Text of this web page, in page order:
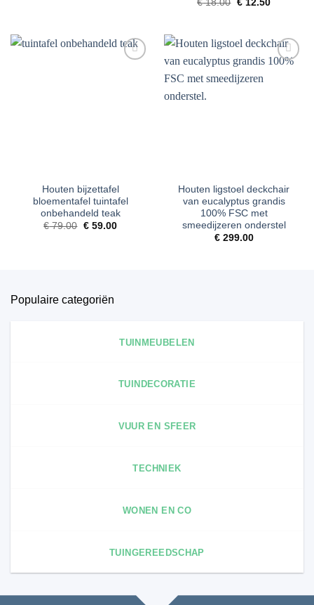
€18.00 €12.50
Houten bijzettafel
bloementafel tuintafel
onbehandeld teak
€79.00 Oorspronkelijke
€59.00Huidige
Houten ligstoel deckchair
van eucalyptus grandis
100% FSC met
smeedijzeren onderstel
€299.00
Populaire categoriën
TUINMEUBELEN
TUINDECORATIE
VUUR EN SFEER
TECHNIEK
WONEN EN CO
TUINGEREEDSCHAP